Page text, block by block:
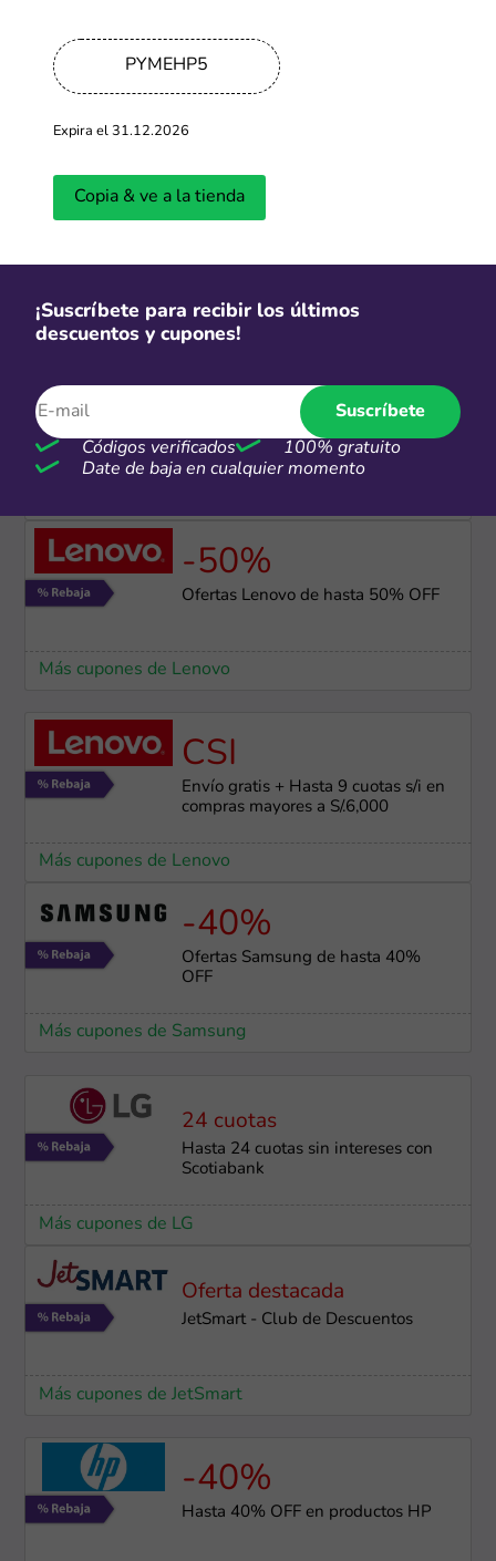
-92%
Hasta 92% de descuento en
videojuegos seleccionados
Más cupones de Kinguin
-50%
Más cupones de Nike
CSI
Compra con hasta 18 cuotas sin
interés
-50%
Ofertas Lenovo de hasta 50% OFF
Más cupones de Lenovo
CSI
Envío gratis + Hasta 9 cuotas s/i en
compras mayores a S/.6,000
Más cupones de Lenovo
-40%
Ofertas Samsung de hasta 40%
OFF
Más cupones de Samsung
24 cuotas
Hasta 24 cuotas sin intereses con
Scotiabank
Más cupones de LG
Oferta destacada
JetSmart - Club de Descuentos
Más cupones de JetSmart
-40%
Hasta 40% OFF en productos HP
PYMEHP5
Expira el 31.12.2026
Copia & ve a la tienda
¡Suscríbete para recibir los últimos
descuentos y cupones!
Suscríbete
Códigos verificados
100% gratuito
Date de baja en cualquier momento